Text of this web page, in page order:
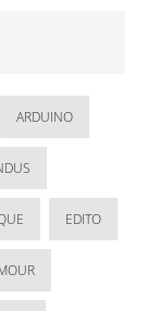
ARDUINO
EDITO